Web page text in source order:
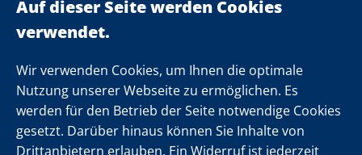
Wir verwenden Cookies, um Ihnen die optimale
Nutzung unserer Webseite zu ermöglichen. Es
werden für den Betrieb der Seite notwendige Cookies
gesetzt. Darüber hinaus können Sie Inhalte von
Drittanbietern erlauben. Ein Widerruf ist jederzeit
Landeskabinett
Einsamkeit
Folgen Sie uns